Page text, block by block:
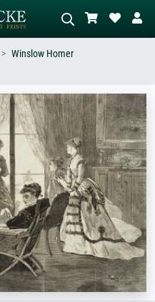
Beschreiben Sie die Szene – z.B. Grüne
Wiese, Abstrakt mit viel Rot, Dunkles
Ölgemälde, Stehender Akt neben einem
Baum.
Winslow Homer